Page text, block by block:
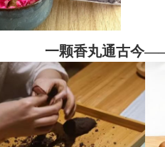
一颗香丸通古今